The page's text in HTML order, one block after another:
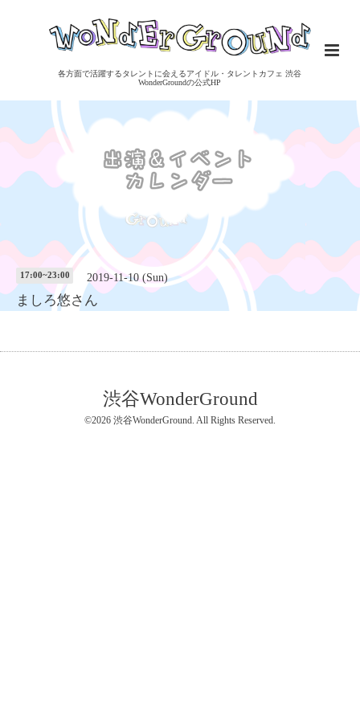
各方面で活躍するタレントに会えるアイドル・タレントカフェ 渋谷
WonderGroundの公式HP
17:00~23:00 2019-11-10 (Sun)
ましろ悠さん
渋谷WonderGround
©2026 渋谷WonderGround. All Rights Reserved.